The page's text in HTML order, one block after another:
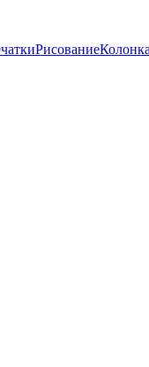
Рисование